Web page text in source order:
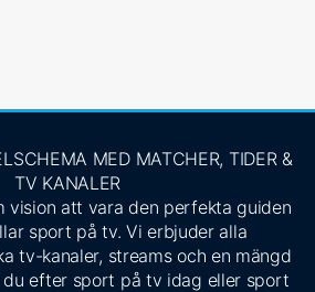
MED MATCHER, TIDER &
TV KANALER
vision att vara den perfekta guiden
sport på tv. Vi erbjuder alla
tv-kanaler, streams och en mängd
du efter sport på tv idag eller sport